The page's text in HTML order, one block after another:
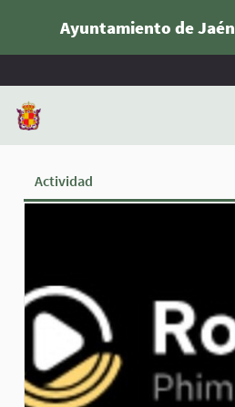
Ayuntamiento de Jaén
Actividad
Seguidoras
Grupos